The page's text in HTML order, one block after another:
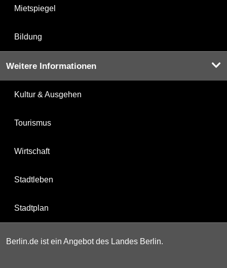
Mietspiegel
Bildung
Weitere Informationen
Kultur & Ausgehen
Tourismus
Wirtschaft
Stadtleben
Stadtplan
Berlin.de ist ein Angebot des Landes Berlin.